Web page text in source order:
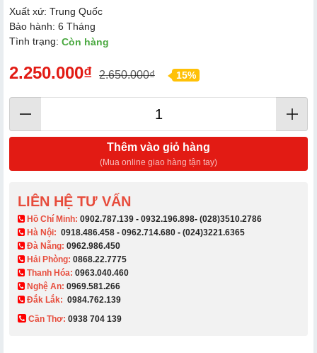
Xuất xứ: Trung Quốc
Bảo hành: 6 Tháng
Tình trạng: Còn hàng
2.250.000₫ 2.650.000₫ 15%
Thêm vào giỏ hàng
(Mua online giao hàng tận tay)
LIÊN HỆ TƯ VẤN
​ Hồ Chí Minh: 0902.787.139 - 0932.196.898- (028)3510.2786
Hà Nội: 0918.486.458 - 0962.714.680 - (024)3221.6365
Đà Nẵng: 0962.986.450
Hải Phòng: 0868.22.7775
Thanh Hóa: 0963.040.460
Nghệ An: 0969.581.266
Đắk Lắk: 0984.762.139
Cần Thơ: 0938 704 139​